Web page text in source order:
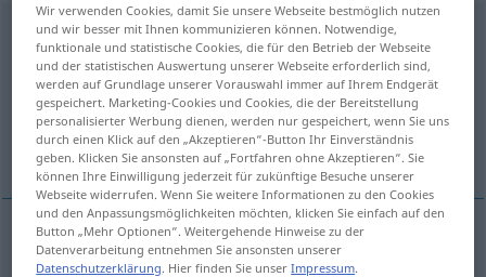
nagybirtok
Übersicht aller Übersetzungen
(Für mehr Details die Übersetzung anklicken/antippen)
Großgrundbesitz
Großgrundbesitzm nagybirtok
Wir verwenden Cookies, damit Sie unsere Webseite bestmöglich nutzen
und wir besser mit Ihnen kommunizieren können. Notwendige,
funktionale und statistische Cookies, die für den Betrieb der Webseite
und der statistischen Auswertung unserer Webseite erforderlich sind,
werden auf Grundlage unserer Vorauswahl immer auf Ihrem Endgerät
gespeichert. Marketing-Cookies und Cookies, die der Bereitstellung
personalisierter Werbung dienen, werden nur gespeichert, wenn Sie uns
durch einen Klick auf den „Akzeptieren“-Button Ihr Einverständnis
geben. Klicken Sie ansonsten auf „Fortfahren ohne Akzeptieren“. Sie
können Ihre Einwilligung jederzeit für zukünftige Besuche unserer
Webseite widerrufen. Wenn Sie weitere Informationen zu den Cookies
und den Anpassungsmöglichkeiten möchten, klicken Sie einfach auf den
Button „Mehr Optionen“. Weitergehende Hinweise zu der
Datenverarbeitung entnehmen Sie ansonsten unserer
Datenschutzerklärung. Hier finden Sie unserImpressum.